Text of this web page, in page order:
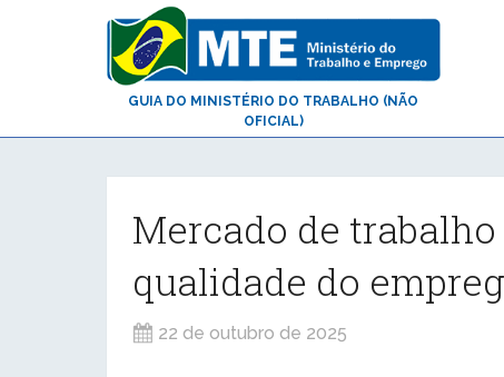
GUIA DO MINISTÉRIO DO TRABALHO (NÃO
OFICIAL)
Mercado de
qualidade do
22 de outubro de 2025